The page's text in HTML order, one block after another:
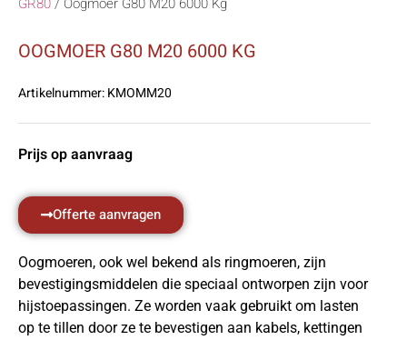
OOGMOER G80 M20 6000 KG
Artikelnummer:KMOMM20
Prijs op aanvraag
Offerte aanvragen
Oogmoeren, ook wel bekend als ringmoeren, zijn
bevestigingsmiddelen die speciaal ontworpen zijn voor
hijstoepassingen. Ze worden vaak gebruikt om lasten
op te tillen door ze te bevestigen aan kabels, kettingen